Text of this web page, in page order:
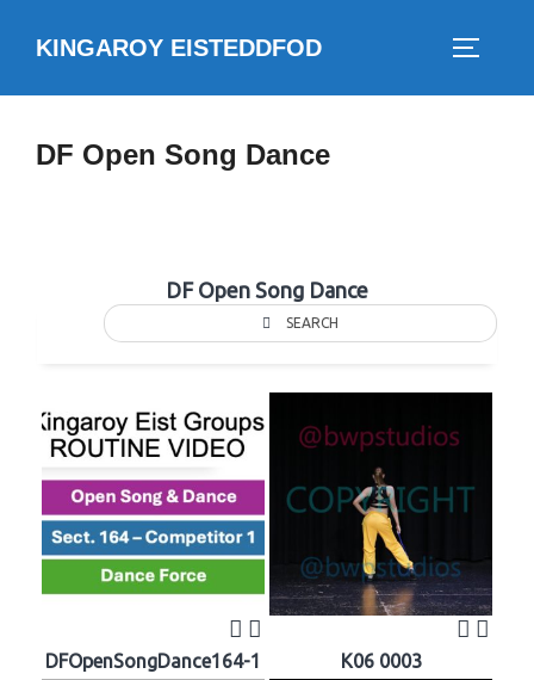
KINGAROY EISTEDDFOD
DF Open Song Dance
DF Open Song Dance
SEARCH
DFOpenSongDance164-1 K06 0003